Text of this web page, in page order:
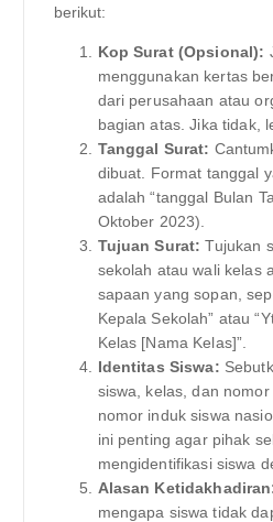
berikut:
Kop Surat (Opsional):
menggunakan kertas
dari perusahaan atau
bagian atas. Jika tidak,
Tanggal Surat:
dibuat. Format tanggal
adalah “tanggal Bulan
Oktober 2023).
Tujuan Surat: Tujukan
sekolah atau wali kelas
sapaan yang sopan,
Kepala Sekolah” atau
Kelas [Nama Kelas]”.
Identitas Siswa:
siswa, kelas, dan
nomor induk siswa
ini penting agar pihak
mengidentifikasi siswa
Alasan
mengapa siswa tidak